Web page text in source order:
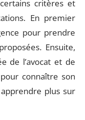
critères et
En premier
pour prendre
proposées. Ensuite,
de l’avocat et de
connaître son
plus sur